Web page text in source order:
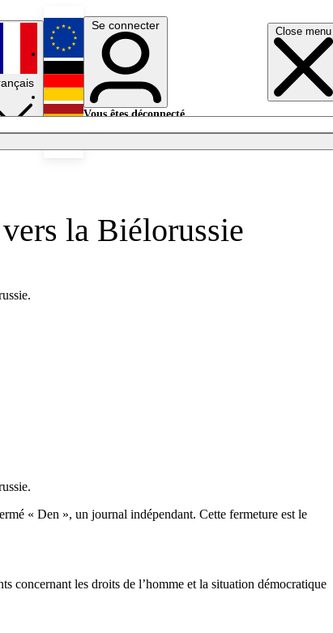
Close menu
English
Deutsch
Se connecter
Vous êtes déconnecté.
la Biélorussie
« Den », un journal indépendant. Cette fermeture est le
concernant les droits de l’homme et la situation démocratique